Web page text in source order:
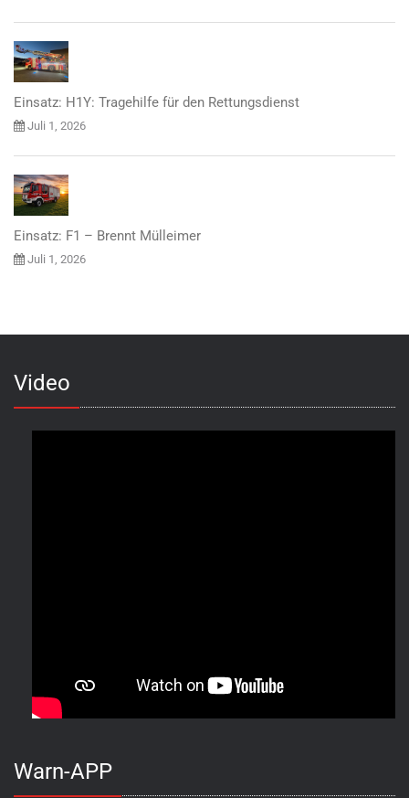
Einsatz: H1Y: Tragehilfe für den Rettungsdienst
Juli 1, 2026
Einsatz: F1 – Brennt Mülleimer
Juli 1, 2026
Video
Warn-APP